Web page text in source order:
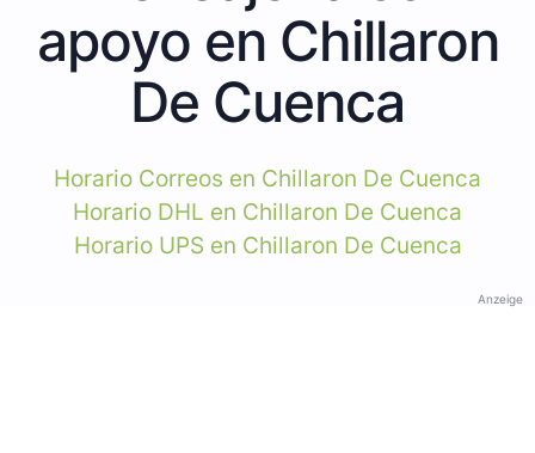
apoyo en Chillaron
De Cuenca
Horario Correos en Chillaron De Cuenca
Horario DHL en Chillaron De Cuenca
Horario UPS en Chillaron De Cuenca
Anzeige